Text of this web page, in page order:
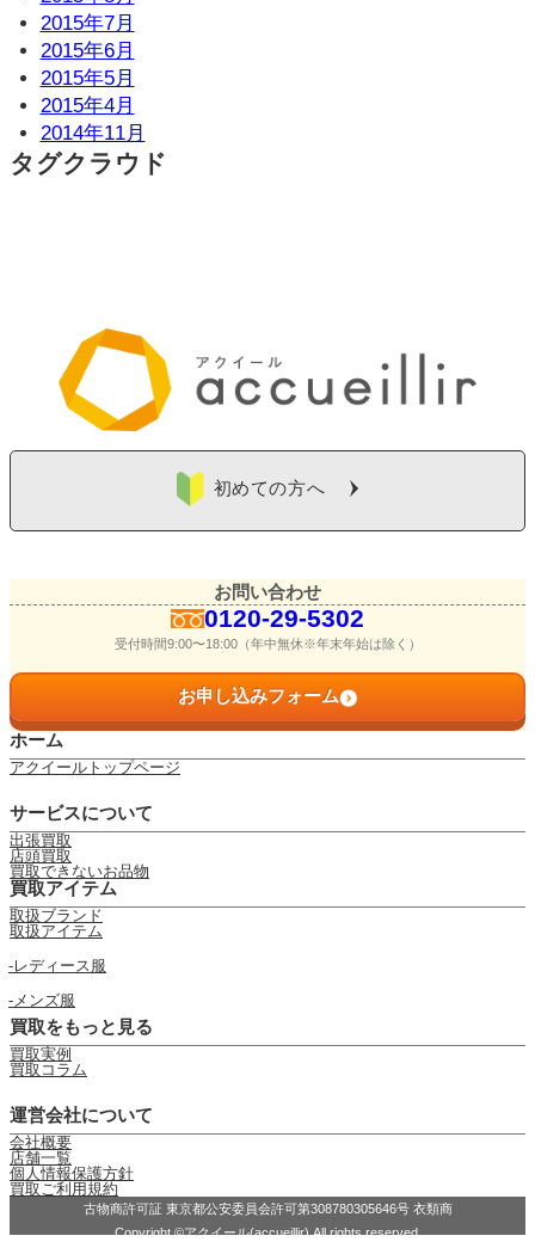
2015年7月
2015年6月
2015年5月
2015年4月
2014年11月
タグクラウド
初めての方へ
お問い合わせ
0120-29-5302
受付時間9:00〜18:00（年中無休※年末年始は除く）
お申し込みフォーム
ホーム
アクイールトップページ
サービスについて
出張買取
店頭買取
買取できないお品物
買取アイテム
取扱ブランド
取扱アイテム
レディース服
メンズ服
買取をもっと見る
買取実例
買取コラム
運営会社について
会社概要
店舗一覧
個人情報保護方針
買取ご利用規約
古物商許可証 東京都公安委員会許可第308780305646号 衣類商
Copyright ©アクイール(accueillir) All rights reserved.